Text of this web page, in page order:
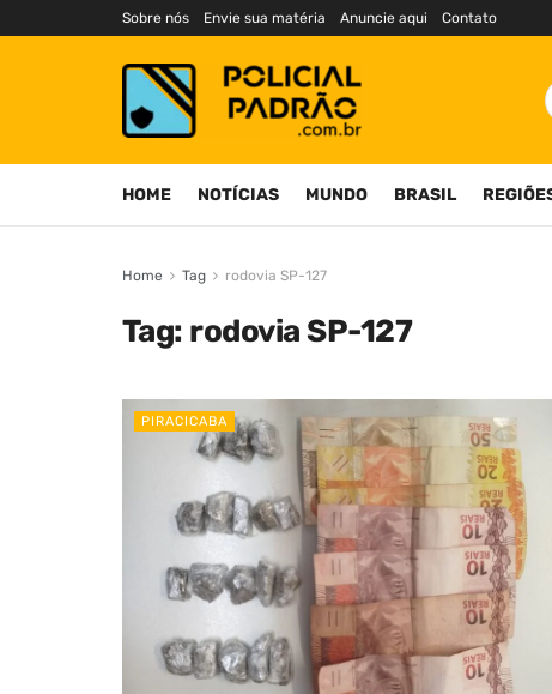
Sobre nós Envie sua matéria Anuncie aqui Contato
HOME NOTÍCIAS MUNDO BRASIL
Home Tag rodovia SP-127
Tag: rodovia SP-127
PIRACICABA